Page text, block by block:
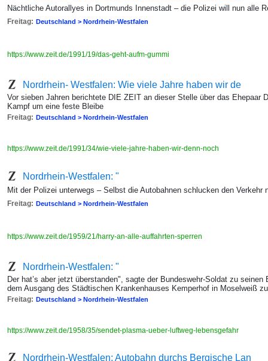
Nächtliche Autorallyes in Dortmunds Innenstadt – die Polizei will nun alle
Freitag: Deutschland > Nordrhein-Westfalen
https://www.zeit.de/1991/19/das-geht-aufm-gummi
Nordrhein- Westfalen: Wie viele Jahre haben wir de
Vor sieben Jahren berichtete DIE ZEIT an dieser Stelle über das Ehepaar
Kampf um eine feste Bleibe
Freitag: Deutschland > Nordrhein-Westfalen
https://www.zeit.de/1991/34/wie-viele-jahre-haben-wir-denn-noch
Nordrhein-Westfalen: "
Mit der Polizei unterwegs – Selbst die Autobahnen schlucken den Verkehr
Freitag: Deutschland > Nordrhein-Westfalen
https://www.zeit.de/1959/21/harry-an-alle-auffahrten-sperren
Nordrhein-Westfalen: "
Der hat’s aber jetzt überstanden", sagte der Bundeswehr-Soldat zu
dem Ausgang des Städtischen Krankenhauses Kemperhof in Moselweiß
Freitag: Deutschland > Nordrhein-Westfalen
https://www.zeit.de/1958/35/sendet-plasma-ueber-luftweg-lebensgefahr
Nordrhein-Westfalen: Autobahn durchs Bergische Lan